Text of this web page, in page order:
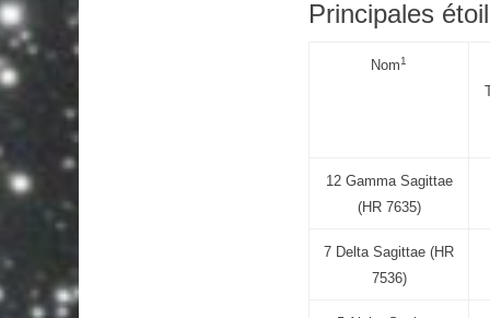
Principales
Nom1
12 Gamma Sagittae
(HR 7635)
7 Delta Sagittae (HR
7536)